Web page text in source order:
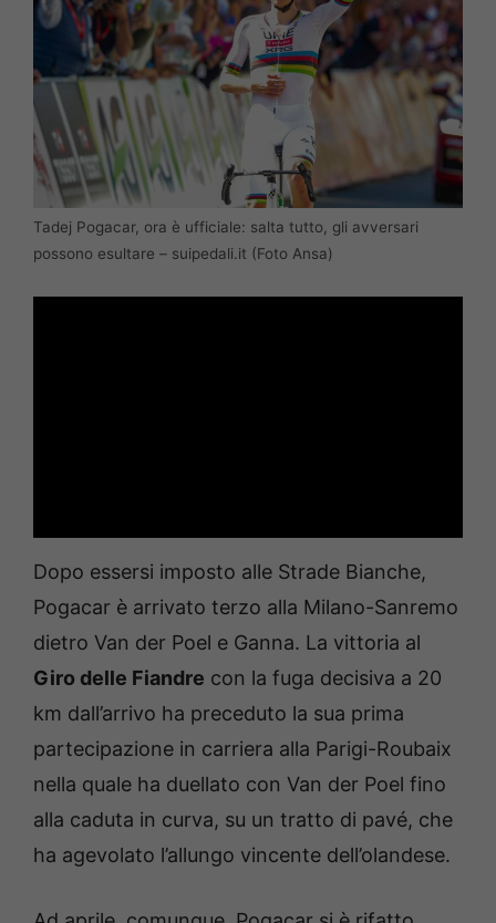
Tadej Pogacar, ora è ufficiale: salta tutto, gli avversari
possono esultare – suipedali.it (Foto Ansa)
Dopo essersi imposto alle Strade Bianche,
Pogacar è arrivato terzo alla Milano-Sanremo
dietro Van der Poel e Ganna. La vittoria al
Giro delle Fiandre con la fuga decisiva a 20
km dall’arrivo ha preceduto la sua prima
partecipazione in carriera alla Parigi-Roubaix
nella quale ha duellato con Van der Poel fino
alla caduta in curva, su un tratto di pavé, che
ha agevolato l’allungo vincente dell’olandese.